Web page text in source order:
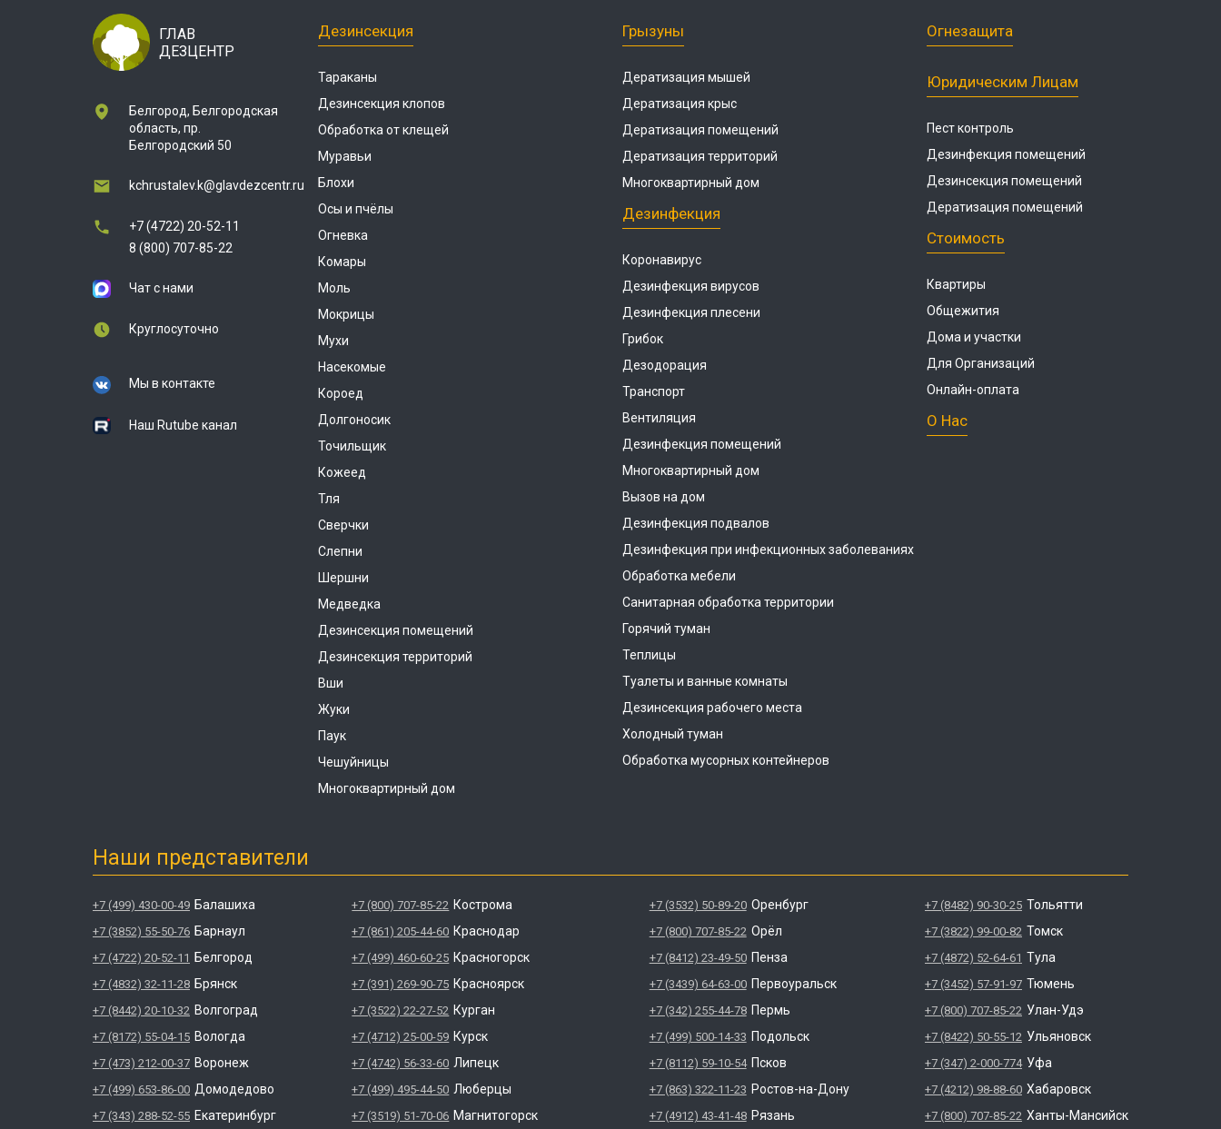
ГЛАВ
ДЕЗЦЕНТР
Белгород, Белгородская
область, пр.
Белгородский 50
kchrustalev.k@glavdezcentr.ru
+7 (4722) 20-52-11
8 (800) 707-85-22
Чат с нами
Круглосуточно
Мы в контакте
Наш Rutube канал
Дезинсекция
Тараканы
Дезинсекция клопов
Обработка от клещей
Муравьи
Блохи
Осы и пчёлы
Огневка
Комары
Моль
Мокрицы
Мухи
Насекомые
Короед
Долгоносик
Точильщик
Кожеед
Тля
Сверчки
Слепни
Шершни
Медведка
Дезинсекция помещений
Дезинсекция территорий
Вши
Жуки
Паук
Чешуйницы
Многоквартирный дом
Грызуны
Дератизация мышей
Дератизация крыс
Дератизация помещений
Дератизация территорий
Многоквартирный дом
Дезинфекция
Коронавирус
Дезинфекция вирусов
Дезинфекция плесени
Грибок
Дезодорация
Транспорт
Вентиляция
Дезинфекция помещений
Многоквартирный дом
Вызов на дом
Дезинфекция подвалов
Дезинфекция при инфекционных заболеваниях
Обработка мебели
Санитарная обработка территории
Горячий туман
Теплицы
Туалеты и ванные комнаты
Дезинсекция рабочего места
Холодный туман
Обработка мусорных контейнеров
Огнезащита
Юридическим Лицам
Пест контроль
Дезинфекция помещений
Дезинсекция помещений
Дератизация помещений
Стоимость
Квартиры
Общежития
Дома и участки
Для Организаций
Онлайн-оплата
О Нас
Наши представители
+7 (499) 430-00-49 Балашиха
+7 (3852) 55-50-76 Барнаул
+7 (4722) 20-52-11 Белгород
+7 (4832) 32-11-28 Брянск
+7 (8442) 20-10-32 Волгоград
+7 (8172) 55-04-15 Вологда
+7 (473) 212-00-37 Воронеж
+7 (499) 653-86-00 Домодедово
+7 (343) 288-52-55 Екатеринбург
+7 (800) 707-85-22 Кострома
+7 (861) 205-44-60 Краснодар
+7 (499) 460-60-25 Красногорск
+7 (391) 269-90-75 Красноярск
+7 (3522) 22-27-52 Курган
+7 (4712) 25-00-59 Курск
+7 (4742) 56-33-60 Липецк
+7 (499) 495-44-50 Люберцы
+7 (3519) 51-70-06 Магнитогорск
+7 (3532) 50-89-20 Оренбург
+7 (800) 707-85-22 Орёл
+7 (8412) 23-49-50 Пенза
+7 (3439) 64-63-00 Первоуральск
+7 (342) 255-44-78 Пермь
+7 (499) 500-14-33 Подольск
+7 (8112) 59-10-54 Псков
+7 (863) 322-11-23 Ростов-на-Дону
+7 (4912) 43-41-48 Рязань
+7 (8482) 90-30-25 Тольятти
+7 (3822) 99-00-82 Томск
+7 (4872) 52-64-61 Тула
+7 (3452) 57-91-97 Тюмень
+7 (800) 707-85-22 Улан-Удэ
+7 (8422) 50-55-12 Ульяновск
+7 (347) 2-000-774 Уфа
+7 (4212) 98-88-60 Хабаровск
+7 (800) 707-85-22 Ханты-Мансийск